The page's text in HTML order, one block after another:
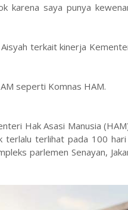
karena saya punya
terkait kinerja
seperti Komnas HAM.
Hak Asasi Manusia
terlalu terlihat pada 100
parlemen Senayan,